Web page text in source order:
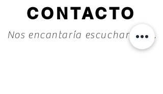
CONTACTO
Nos encantaría escuchar de ti.